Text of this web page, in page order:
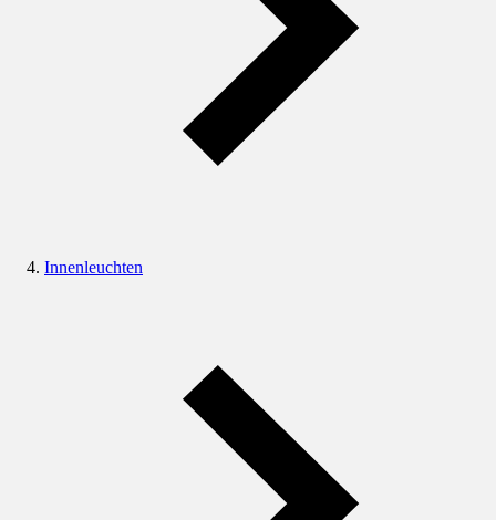
Innenleuchten